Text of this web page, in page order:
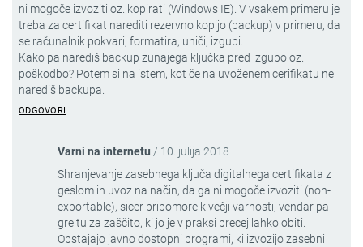
ni mogoče izvoziti oz. kopirati (Windows IE). V vsakem primeru je
treba za certifikat narediti rezervno kopijo (backup) v primeru, da
se računalnik pokvari, formatira, uniči, izgubi.
Kako pa narediš backup zunajega ključka pred izgubo oz.
poškodbo? Potem si na istem, kot če na uvoženem cerifikatu ne
narediš backupa.
ODGOVORI
Varni na internetu / 10. julija 2018
Shranjevanje zasebnega ključa digitalnega certifikata z
geslom in uvoz na način, da ga ni mogoče izvoziti (non-
exportable), sicer pripomore k večji varnosti, vendar pa
gre tu za zaščito, ki jo je v praksi precej lahko obiti.
Obstajajo javno dostopni programi, ki izvozijo zasebni